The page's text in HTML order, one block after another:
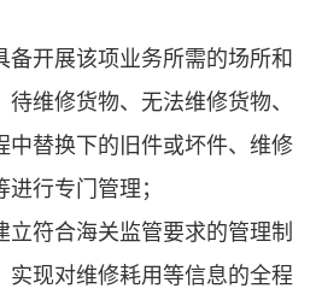
备开展该项业务所需的场所和
维修货物、无法维修货物、
中替换下的旧件或坏件、维修
行专门管理；
立符合海关监管要求的管理制
实现对维修耗用等信息的全程